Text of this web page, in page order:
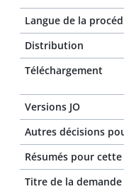
Langue de la
Distribution
Téléchargement
Versions JO
Autres décisions
Résumés pour
Titre de la demande